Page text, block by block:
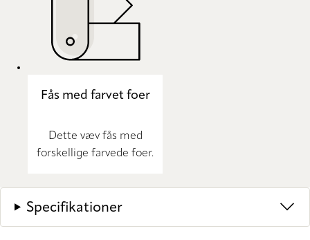
Fås med farvet foer
Dette væv fås med
forskellige farvede foer.
Specifikationer